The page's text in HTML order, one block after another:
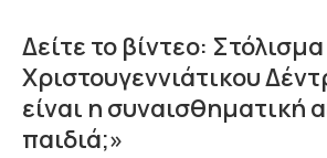
Δείτε το βίντεο: Στόλισμα
Χριστουγεννιάτικου
είναι η συναισθηματική
παιδιά;»